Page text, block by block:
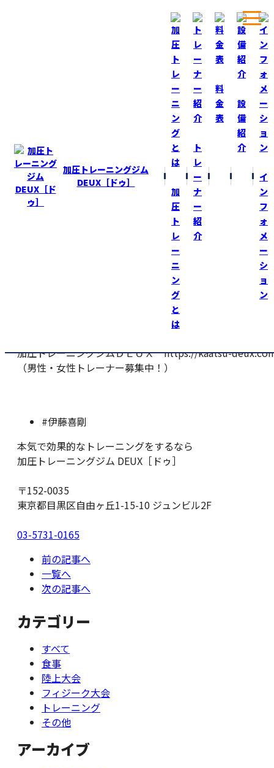
加圧トレーニングジム
DEUX［ドゥ］
加
圧
ト
レ
ー
ニ
ン
グ
と
は
ト
レ
ー
ナ
ー
紹
介
料
金
表
設
備
紹
介
イ
ン
フ
ォ
メ
ー
シ
ョ
ン
ＭＲＩ！
2022-10-27
今日は仕事の合間に右肩のＭＲＩに行って来ました！
最近調子が良いのですが、ちょっとした角度が
痛いときがあり、何だろう？と思ってます！
来週“加圧ＤＥＵＸ”メディカルアドバイザーの
平泉先生の診察があるので結果を聞いて今後の
今までもこの状態でやって来たので痛み我慢して
加圧トレーニングジムＤＥＵＸ https://kaatsu-
（男性・女性トレーナー募集中！）
#伊藤喜剛
本気で効果的なトレーニングをするなら
加圧トレーニングジム DEUX［ドゥ］
〒152-0035
東京都目黒区自由ヶ丘1-15-10 ジュンビル2F
03-5731-0165
前の記事へ
一覧へ
次の記事へ
カテゴリー
すべて
食事
陸上大会
フィジーク大会
トレーニング
その他
アーカイブ